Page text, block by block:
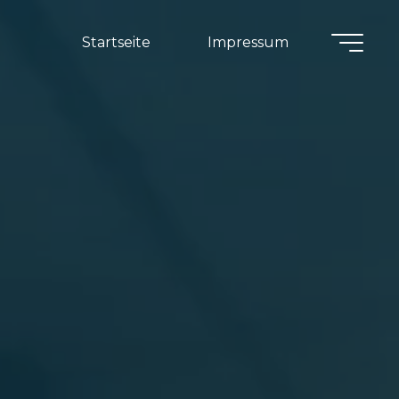
Startseite Impressum